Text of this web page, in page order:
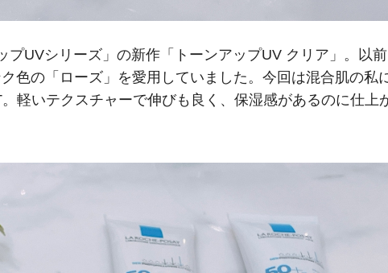
プUVシリーズ」の新作「トーンアップUV クリア」。以前
色の「ローズ」を愛用していました。今回は混合肌の私
軽いテクスチャーで伸びも良く、保湿感があるのに仕上